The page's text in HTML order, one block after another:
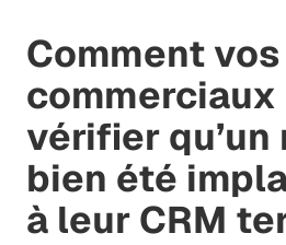
Comment vos
vérifier qu’un
bien été
à leur CRM